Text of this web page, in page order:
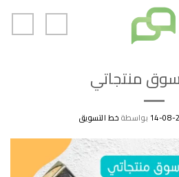
منتجاتي
بواسطةخط التسويق